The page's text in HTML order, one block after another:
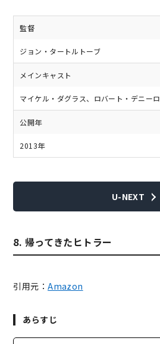
監督
ジョン・タートルトーブ
メインキャスト
マイケル・ダグラス、ロバート・デニー
公開年
2013年
U-NEXT
8. 帰ってきたヒトラー
引用元：Amazon
あらすじ